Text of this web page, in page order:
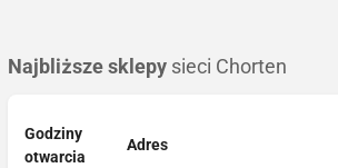
Najbliższe sklepy sieci Chorten
Godziny
otwarcia
Adres